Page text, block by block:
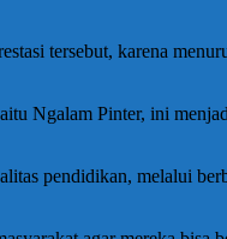
tersebut, karena
Ngalam Pinter, ini
pendidikan, melalui